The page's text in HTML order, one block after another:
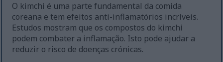
O kimchi é uma parte fundamental da comida
coreana e tem efeitos anti-inflamatórios incríveis.
Estudos mostram que os compostos do kimchi
podem combater a inflamação. Isto pode ajudar a
reduzir o risco de doenças crónicas.